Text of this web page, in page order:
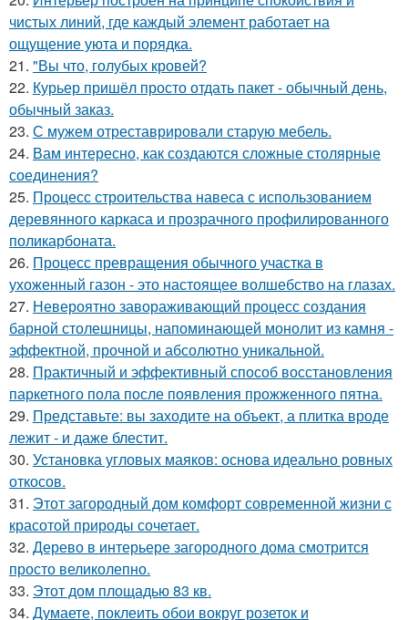
чистых линий, где каждый элемент работает на
ощущение уюта и порядка.
21. "Вы что, голубых кровей?
22. Курьер пришёл просто отдать пакет - обычный день,
обычный заказ.
23. С мужем отреставрировали старую мебель.
24. Вам интересно, как создаются сложные столярные
соединения?
25. Процесс строительства навеса с использованием
деревянного каркаса и прозрачного профилированного
поликарбоната.
26. Процесс превращения обычного участка в
ухоженный газон - это настоящее волшебство на глазах.
27. Невероятно завораживающий процесс создания
барной столешницы, напоминающей монолит из камня -
эффектной, прочной и абсолютно уникальной.
28. Практичный и эффективный способ восстановления
паркетного пола после появления прожженного пятна.
29. Представьте: вы заходите на объект, а плитка вроде
лежит - и даже блестит.
30. Установка угловых маяков: основа идеально ровных
откосов.
31. Этот загородный дом комфорт современной жизни с
красотой природы сочетает.
32. Дерево в интерьере загородного дома смотрится
просто великолепно.
33. Этот дом площадью 83 кв.
34. Думаете, поклеить обои вокруг розеток и